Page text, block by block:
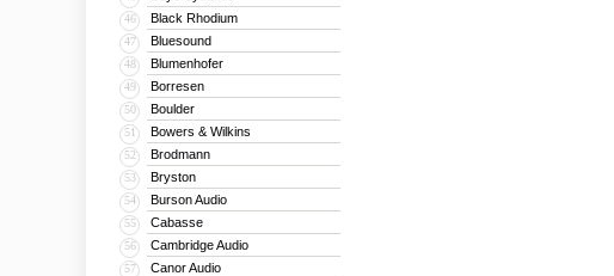
46 Black Rhodium
47 Bluesound
48 Blumenhofer
49 Borresen
50 Boulder
51 Bowers & Wilkins
52 Brodmann
53 Bryston
54 Burson Audio
55 Cabasse
56 Cambridge Audio
57 Canor Audio